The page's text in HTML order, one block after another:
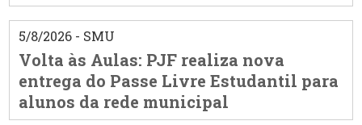
5/8/2026 - SMU
Volta às Aulas: PJF realiza nova
entrega do Passe Livre Estudantil para
alunos da rede municipal